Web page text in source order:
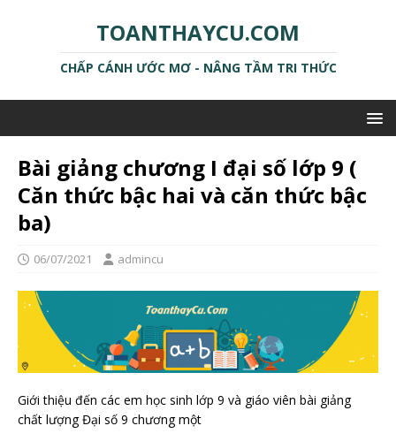
TOANTHAYCU.COM
CHẤP CÁNH ƯỚC MƠ - NÂNG TẦM TRI THỨC
Bài giảng chương I đại số lớp 9 (
Căn thức bậc hai và căn thức bậc
ba)
06/07/2021 admincu
Giới thiệu đến các em học sinh lớp 9 và giáo viên bài giảng
chất lượng Đại số 9 chương một